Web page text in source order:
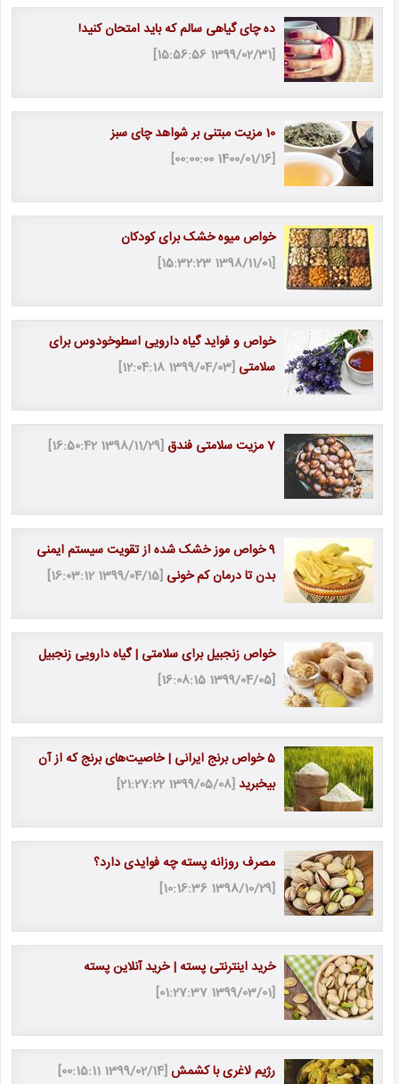
ده چای گیاهی سالم که باید امتحان کنید!
[1399/02/31 15:56:56]
10 مزیت مبتنی بر شواهد چای سبز
[1400/01/16 00:00:00]
خواص میوه خشک برای کودکان
[1398/11/01 15:32:23]
خواص و فواید گیاه دارویی اسطوخودوس برای
سلامتی [1399/04/03 12:04:18]
7 مزیت سلامتی فندق [1398/11/29 16:50:42]
9 خواص موز خشک شده از تقویت سیستم ایمنی
بدن تا درمان کم خونی [1399/04/15 16:03:12]
خواص زنجبیل برای سلامتی | گیاه دارویی زنجبیل
[1399/04/05 16:08:15]
5 خواص برنج ایرانی | خاصیت‎‌های برنج که از آن
بی‎خبرید
[1399/05/08 21:27:22]
مصرف روزانه پسته چه فوایدی دارد؟
[1398/10/29 10:16:36]
خرید اینترنتی پسته | خرید آنلاین پسته
[1399/03/01 01:27:37]
رژیم لاغری با کشمش[1399/02/14 00:15:11]